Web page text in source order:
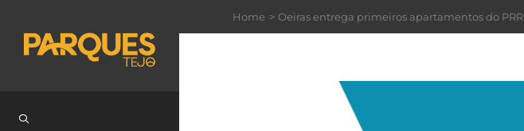
to
Home Oeiras entrega primeiros apartamentos do PRR